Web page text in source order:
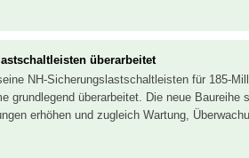
überarbeitet
NH-Sicherungslastschaltleisten für 185-
grundlegend überarbeitet. Die neue Baureihe
erhöhen und zugleich Wartung,